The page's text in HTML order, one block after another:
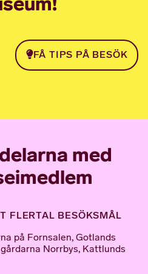
FÅ TIPS PÅ BESÖK
med
FLERTAL BESÖKSMÅL
på Fornsalen, Gotlands
Norrbys, Kattlunds